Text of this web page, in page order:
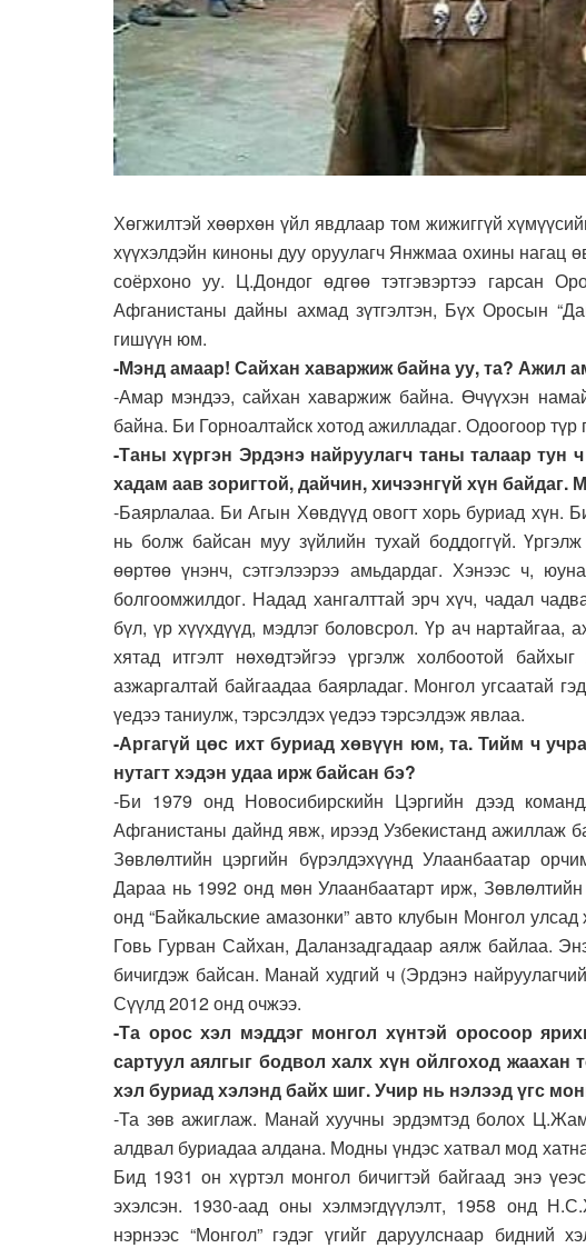
Хөгжилтэй хөөрхөн үйл явдлаар том жижиггүй
хүүхэлдэйн киноны дуу оруулагч Янжмаа охины нагац
соёрхоно уу. Ц.Дондог өдгөө тэтгэвэртээ гарсан
Афганистаны дайны ахмад зүтгэлтэн, Бүх Оросын
гишүүн юм.
-Мэнд амаар! Сайхан хаваржиж байна уу, та? Ажил
-Амар мэндээ, сайхан хаваржиж байна. Өчүүхэн
байна. Би Горноалтайск хотод ажилладаг. Одоогоор түр
-Таны хүргэн Эрдэнэ найруулагч таны талаар тун
хадам аав зоригтой, дайчин, хичээнгүй хүн байдаг.
-Баярлалаа. Би Агын Хөвдүүд овогт хорь буриад хүн.
нь болж байсан муу зүйлийн тухай боддоггүй.
өөртөө үнэнч, сэтгэлээрээ амьдардаг. Хэнээс ч,
болгоомжилдог. Надад хангалттай эрч хүч, чадал
бүл, үр хүүхдүүд, мэдлэг боловсрол. Үр ач нартайгаа,
хятад итгэлт нөхөдтэйгээ үргэлж холбоотой
азжаргалтай байгаадаа баярладаг. Монгол угсаатай
үедээ таниулж, тэрсэлдэх үедээ тэрсэлдэж явлаа.
-Аргагүй цөс ихт буриад хөвүүн юм, та. Тийм ч
нутагт хэдэн удаа ирж байсан бэ?
-Би 1979 онд Новосибирскийн Цэргийн дээд
Афганистаны дайнд явж, ирээд Узбекистанд ажиллаж
Зөвлөлтийн цэргийн бүрэлдэхүүнд Улаанбаатар
Дараа нь 1992 онд мөн Улаанбаатарт ирж, Зөвлөлтийн
онд “Байкальские амазонки” авто клубын Монгол
Говь Гурван Сайхан, Даланзадгадаар аялж байлаа.
бичигдэж байсан. Манай худгий ч (Эрдэнэ
Сүүлд 2012 онд очжээ.
-Та орос хэл мэддэг монгол хүнтэй оросоор
сартуул аялгыг бодвол халх хүн ойлгоход жаахан
хэл буриад хэлэнд байх шиг. Учир нь нэлээд үгс
-Та зөв ажиглаж. Манай хуучны эрдэмтэд болох
алдвал буриадаа алдана. Модны үндэс хатвал мод
Бид 1931 он хүртэл монгол бичигтэй байгаад энэ
эхэлсэн. 1930-аад оны хэлмэгдүүлэлт, 1958 онд
нэрнээс “Монгол” гэдэг үгийг даруулснаар бидний